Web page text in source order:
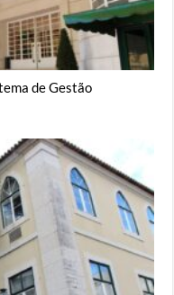
de Gestão